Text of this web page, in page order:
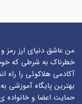
من عاشق دنیای ارز رمز
خطرناک به شرطی که
آکادمی هلاکوئی را راه
بهترین پایگاه آموزشی
حمایت اعضا و خانواده